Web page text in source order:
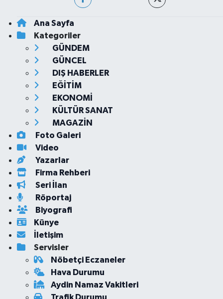
Ana Sayfa
Kategoriler
GÜNDEM
GÜNCEL
DIŞ HABERLER
EĞİTİM
EKONOMİ
KÜLTÜR SANAT
MAGAZİN
Foto Galeri
Video
Yazarlar
Firma Rehberi
Seri İlan
Röportaj
Biyografi
Künye
İletişim
Servisler
Nöbetçi Eczaneler
Hava Durumu
Aydin Namaz Vakitleri
Trafik Durumu